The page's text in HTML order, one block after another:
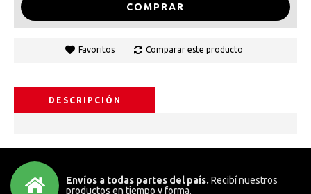
COMPRAR
Favoritos Comparar este producto
DESCRIPCIÓN
Envíos a todas partes del país. Recibí nuestros
productos en tiempo y forma.